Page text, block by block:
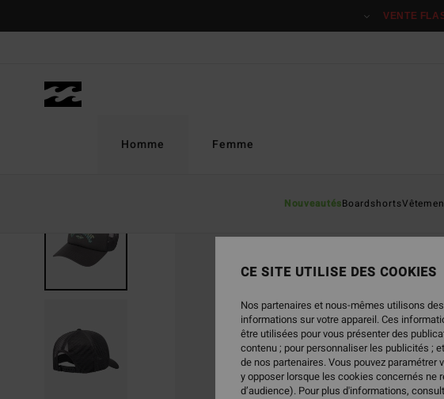
VENTE
Homme
NouveautésBoardshorts
Femme
CE SITE UTILISE DES COOKIES
Nos partenaires et nous-mêmes utilisons
informations sur votre appareil. Ces
être utilisées pour vous présenter des
contenu ; pour personnaliser les publicités ;
de nos partenaires. Vous pouvez
y opposer lorsque les cookies concernés ne
d’audience). Pour plus d'informations,